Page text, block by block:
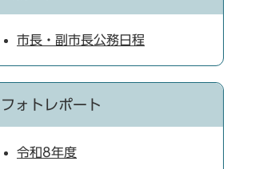
市長・副市長公務日程
フォトレポート
令和8年度